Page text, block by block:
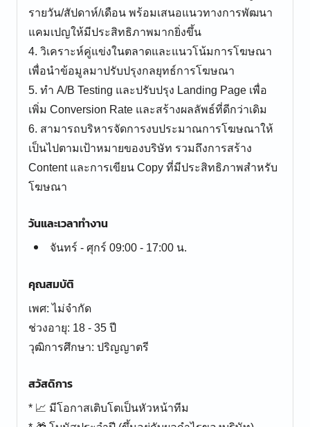
รายวัน/สัปดาห์/เดือน พร้อมเสนอแนวทางการพัฒนา
แคมเปญให้มีประสิทธิภาพมากยิ่งขึ้น
4. วิเคราะห์คู่แข่งในตลาดและแนวโน้มการโฆษณา
เพื่อนำข้อมูลมาปรับปรุงกลยุทธ์การโฆษณา
5. ทำ A/B Testing และปรับปรุง Landing Page เพื่อ
เพิ่ม Conversion Rate และสร้างผลลัพธ์ที่ดีกว่าเดิม
6. สามารถบริหารจัดการงบประมาณการโฆษณาให้
เป็นไปตามเป้าหมายของบริษัท รวมถึงการสร้าง
Content และการเขียน Copy ที่มีประสิทธิภาพสำหรับ
โฆษณา
วันและเวลาทำงาน
จันทร์ - ศุกร์ 09:00 - 17:00 น.
คุณสมบัติ
เพศ: ไม่จำกัด
ช่วงอายุ: 18 - 35 ปี
สวัสดิการ
* 📈 มีโอกาสเติบโตเป็นหัวหน้าทีม